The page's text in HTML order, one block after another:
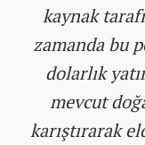
kaynak
zamanda bu
dolarlık
mevcut
karıştırarak